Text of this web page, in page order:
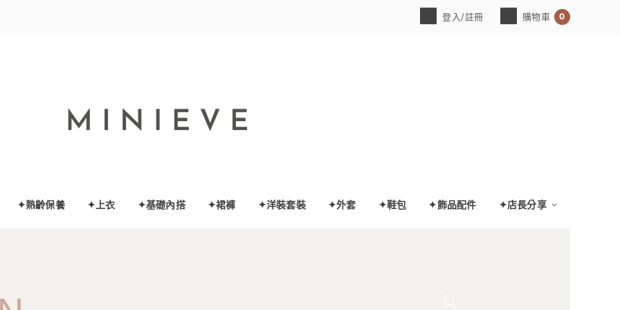
登入/註冊 購物車 0
✦熟齡保養 ✦上衣 ✦基礎內搭 ✦裙褲 ✦洋裝套裝 ✦外套 ✦鞋包 ✦飾品配件 ✦店長分享